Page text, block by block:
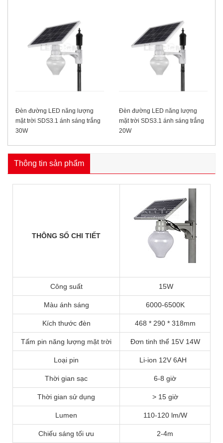
Đèn đường LED năng lượng
mặt trời SDS3.1 ánh sáng trắng
30W
Đèn đường LED năng lượng
mặt trời SDS3.1 ánh sáng trắng
20W
Thông tin sản phẩm
THÔNG SỐ CHI TIẾT
Công suất 15W
Màu ánh sáng 6000-6500K
Kích thước đèn 468 * 290 * 318mm
Tấm pin năng lượng mặt trời Đơn tinh thể 15V 14W
Loại pin Li-ion 12V 6AH
Thời gian sạc 6-8 giờ
Thời gian sử dụng > 15 giờ
Lumen 110-120 lm/W
Chiếu sáng tối ưu 2-4m